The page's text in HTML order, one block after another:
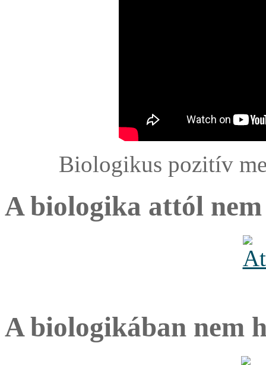
Biologikus pozitív
A biologika attól nem
A biologikában nem